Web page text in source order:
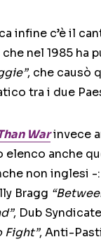
infine c’è il
che nel 1985 ha
, che causò
tra i due
Warinvece
elenco anche
non inglesi -
Bragg
, Dub Syndicate
Fight”, Anti-Pasti